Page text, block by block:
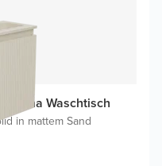
Fina Waschtisch
in mattem Sand